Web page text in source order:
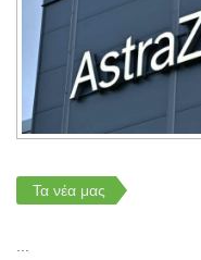
Τα νέα μας
...